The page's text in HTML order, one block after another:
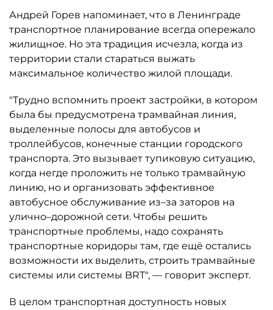
Андрей Горев напоминает, что в Ленинграде
транспортное планирование всегда опережало
жилищное. Но эта традиция исчезла, когда из
территории стали стараться выжать
максимальное количество жилой площади.
"Трудно вспомнить проект застройки, в котором
была бы предусмотрена трамвайная линия,
выделенные полосы для автобусов и
троллейбусов, конечные станции городского
транспорта. Это вызывает тупиковую ситуацию,
когда негде проложить не только трамвайную
линию, но и организовать эффективное
автобусное обслуживание из–за заторов на
улично–дорожной сети. Чтобы решить
транспортные проблемы, надо сохранять
транспортные коридоры там, где ещё остались
возможности их выделить, строить трамвайные
системы или системы BRT", — говорит эксперт.
В целом транспортная доступность новых